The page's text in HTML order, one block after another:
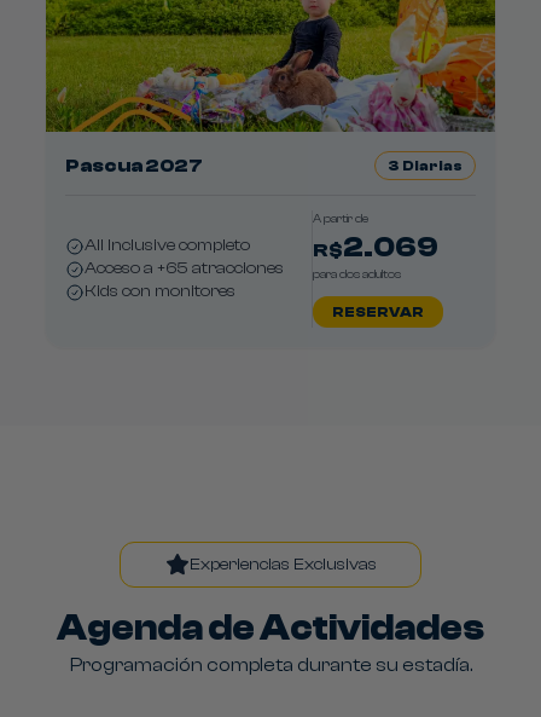
Pascua 2027 3 Diarias
All Inclusive completo
Acceso a +65 atracciones
Kids con monitores
A partir de
R$2.069
para dos adultos
RESERVAR
Experiencias Exclusivas
Agenda de Actividades
Programación completa durante su estadía.